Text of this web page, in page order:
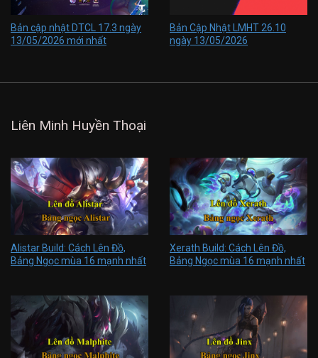
Bản cập nhật DTCL 17.3 ngày
13/05/2026 mới nhất
Bản Cập Nhật LMHT 26.10
ngày 13/05/2026
Liên Minh Huyền Thoại
Alistar Build: Cách Lên Đồ,
Bảng Ngọc mùa 16 mạnh nhất
Xerath Build: Cách Lên Đồ,
Bảng Ngọc mùa 16 mạnh nhất